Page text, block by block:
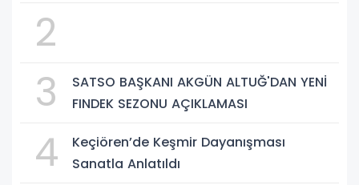
2
3
SATSO BAŞKANI AKGÜN ALTUĞ'DAN YENİ
FINDEK SEZONU AÇIKLAMASI
4
Keçiören’de Keşmir Dayanışması
Sanatla Anlatıldı